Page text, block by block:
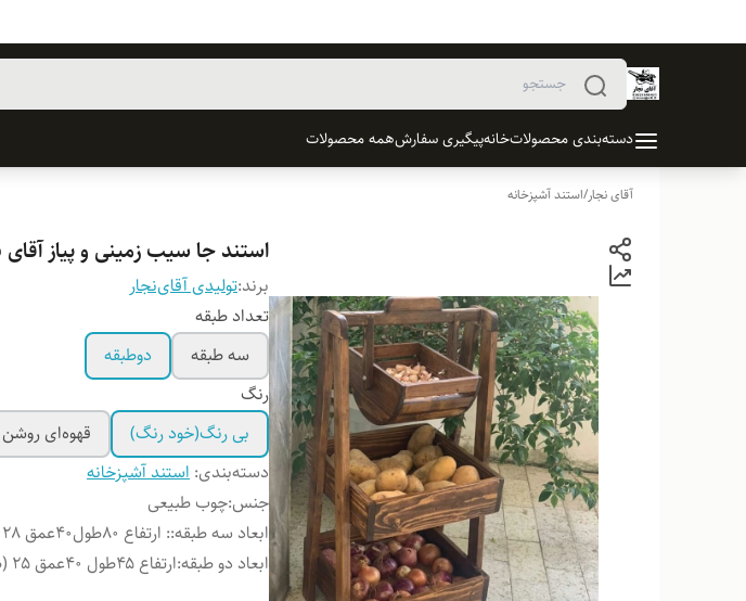
دسته‌بندی محصولاتخانهپیگیری سفارشهمه محصولات
آقای نجار/استند آشپزخانه
استند جا سیب زمینی و پیاز آقای
برند:تولیدی آقای‌نجار
تعداد طبقه
سه طبقه
دوطبقه
رنگ
بی رنگ(خود رنگ)
قهوه‌ای روشن
دسته‌بندی: استند آشپزخانه
جنس:چوب طبیعی
ابعاد سه طبقه:: ارتفاع ۸۰طول۴۰عمق ۲۸
ابعاد دو طبقه:ارتفاع ۴۵طول ۴۰عمق ۲۵ (طبقه بالایی رو دارا نمی باشد)